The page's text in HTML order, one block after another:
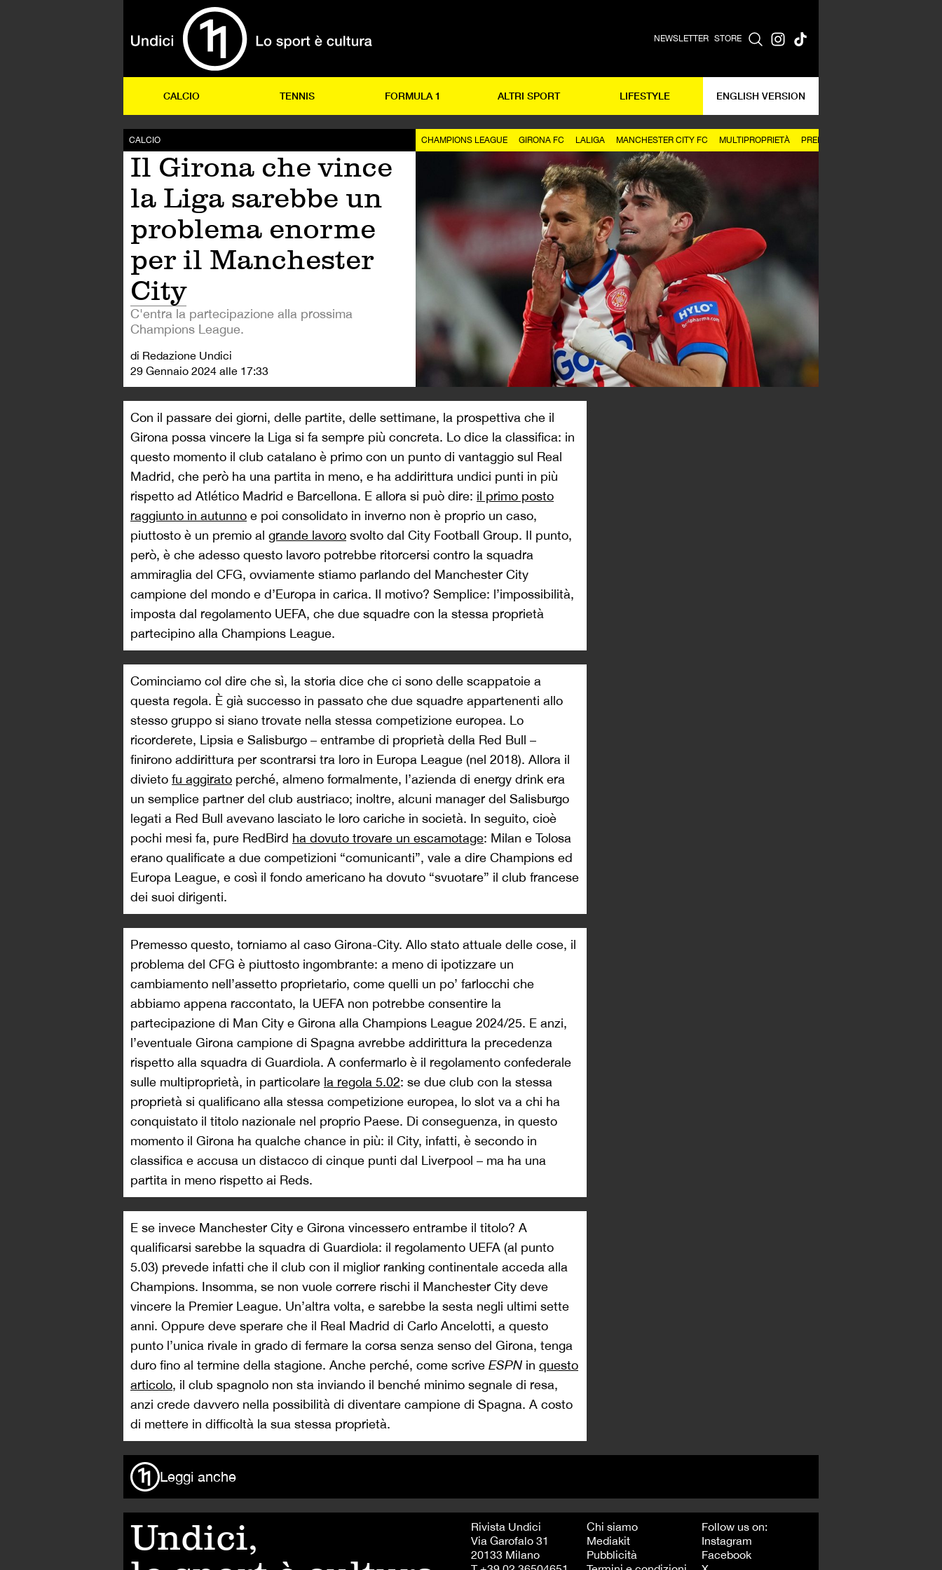
NEWSLETTER STORE
CALCIO TENNIS FORMULA 1 ALTRI SPORT LIFESTYLE ENGLISH VERSION
CALCIO
Il Girona che vince
la Liga sarebbe un
problema enorme
per il Manchester
City
C'entra la partecipazione alla prossima
Champions League.
di Redazione Undici
29 Gennaio 2024 alle 17:33
CHAMPIONS LEAGUE GIRONA FC LALIGA MANCHESTER CITY FC MULTIPROPRIETÀ PREMIER LEAGUE
Con il passare dei giorni, delle partite, delle settimane, la prospettiva che il
Girona possa vincere la Liga si fa sempre più concreta. Lo dice la classifica: in
questo momento il club catalano è primo con un punto di vantaggio sul Real
Madrid, che però ha una partita in meno, e ha addirittura undici punti in più
rispetto ad Atlético Madrid e Barcellona. E allora si può dire: il primo posto
raggiunto in autunno e poi consolidato in inverno non è proprio un caso,
piuttosto è un premio al grande lavoro svolto dal City Football Group. Il punto,
però, è che adesso questo lavoro potrebbe ritorcersi contro la squadra
ammiraglia del CFG, ovviamente stiamo parlando del Manchester City
campione del mondo e d’Europa in carica. Il motivo? Semplice: l’impossibilità,
imposta dal regolamento UEFA, che due squadre con la stessa proprietà
partecipino alla Champions League.
Cominciamo col dire che sì, la storia dice che ci sono delle scappatoie a
questa regola. È già successo in passato che due squadre appartenenti allo
stesso gruppo si siano trovate nella stessa competizione europea. Lo
ricorderete, Lipsia e Salisburgo – entrambe di proprietà della Red Bull –
finirono addirittura per scontrarsi tra loro in Europa League (nel 2018). Allora il
divieto fu aggirato perché, almeno formalmente, l’azienda di energy drink era
un semplice partner del club austriaco; inoltre, alcuni manager del Salisburgo
legati a Red Bull avevano lasciato le loro cariche in società. In seguito, cioè
pochi mesi fa, pure RedBird ha dovuto trovare un escamotage: Milan e Tolosa
erano qualificate a due competizioni “comunicanti”, vale a dire Champions ed
Europa League, e così il fondo americano ha dovuto “svuotare” il club francese
dei suoi dirigenti.
Premesso questo, torniamo al caso Girona-City. Allo stato attuale delle cose, il
problema del CFG è piuttosto ingombrante: a meno di ipotizzare un
cambiamento nell’assetto proprietario, come quelli un po’ farlocchi che
abbiamo appena raccontato, la UEFA non potrebbe consentire la
partecipazione di Man City e Girona alla Champions League 2024/25. E anzi,
l’eventuale Girona campione di Spagna avrebbe addirittura la precedenza
rispetto alla squadra di Guardiola. A confermarlo è il regolamento confederale
sulle multiproprietà, in particolare la regola 5.02: se due club con la stessa
proprietà si qualificano alla stessa competizione europea, lo slot va a chi ha
conquistato il titolo nazionale nel proprio Paese. Di conseguenza, in questo
momento il Girona ha qualche chance in più: il City, infatti, è secondo in
classifica e accusa un distacco di cinque punti dal Liverpool – ma ha una
partita in meno rispetto ai Reds.
E se invece Manchester City e Girona vincessero entrambe il titolo? A
qualificarsi sarebbe la squadra di Guardiola: il regolamento UEFA (al punto
5.03) prevede infatti che il club con il miglior ranking continentale acceda alla
Champions. Insomma, se non vuole correre rischi il Manchester City deve
vincere la Premier League. Un’altra volta, e sarebbe la sesta negli ultimi sette
anni. Oppure deve sperare che il Real Madrid di Carlo Ancelotti, a questo
punto l’unica rivale in grado di fermare la corsa senza senso del Girona, tenga
duro fino al termine della stagione. Anche perché, come scrive ESPN in questo
articolo, il club spagnolo non sta inviando il benché minimo segnale di resa,
anzi crede davvero nella possibilità di diventare campione di Spagna. A costo
di mettere in difficoltà la sua stessa proprietà.
Leggi anche
Undici,
Rivista Undici
Via Garofalo 31
20133 Milano
Chi siamo
Mediakit
Pubblicità
Follow us on:
Instagram
Facebook